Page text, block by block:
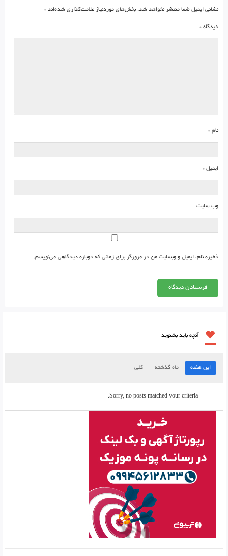
نشانی ایمیل شما منتشر نخواهد شد. بخش‌های موردنیاز علامت‌گذاری شده‌اند *
دیدگاه *
نام *
ایمیل *
وب‌ سایت
ذخیره نام، ایمیل و وبسایت من در مرورگر برای زمانی که دوباره دیدگاهی می‌نویسم.
آنچه باید بشنوید
این هفته ماه گذشته کلی
Sorry, no posts matched your criteria.